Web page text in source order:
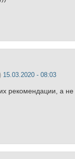
15.03.2020 - 08:03
рекомендации, а